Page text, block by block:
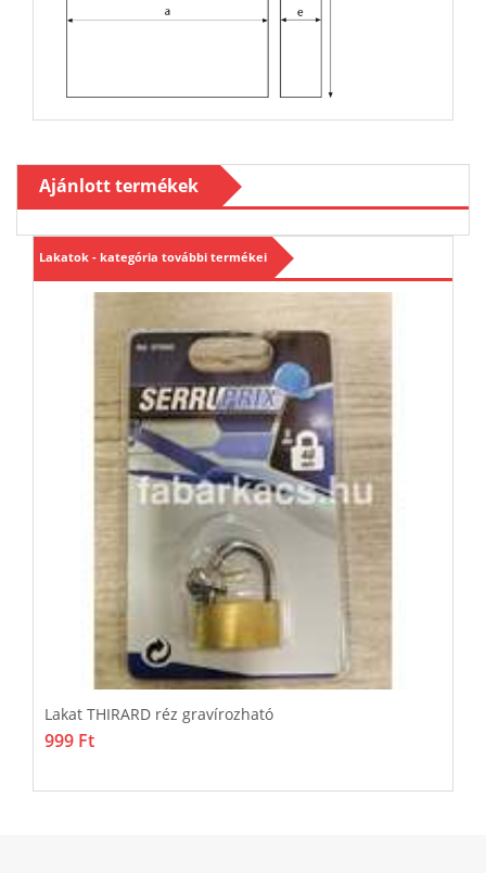
Ajánlott termékek
Lakatok - kategória további termékei
Lakat THIRARD réz gravírozható
999 Ft